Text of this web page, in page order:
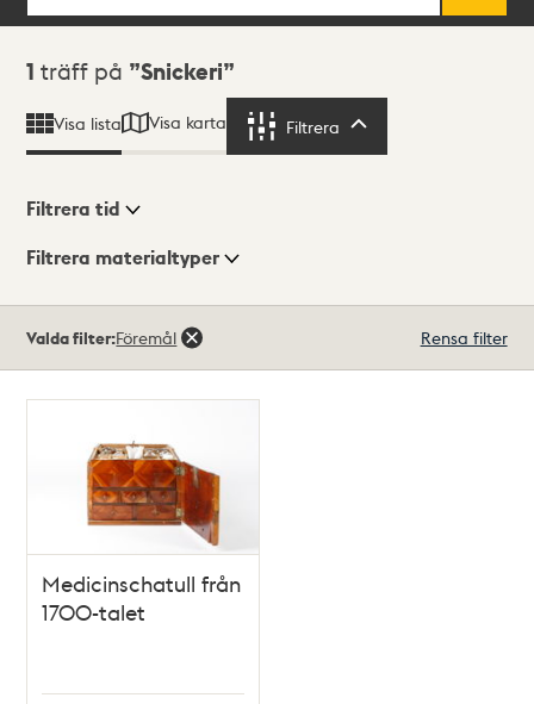
Sökresultat
1 träff på Snickeri
Visa lista Visa karta Filtrera
Visningsläge
Filtrera tid
Filtrera materialtyper
träffar
Valda filter:Föremål Rensa filter
Medicinschatull från
1700-talet